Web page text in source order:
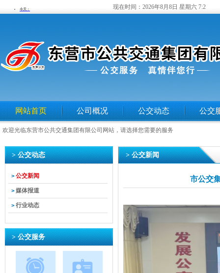
现在时间： 2026年8月8日 星期六 7:2
网站首页 公司概况 公交动态 公交
欢迎光临东营市公共交通集团有限公司网站，请选择您需要的服务
> 公交动态
> 公交新闻
> 媒体报道
> 行业动态
> 公交服务
> 公交新闻
市公交